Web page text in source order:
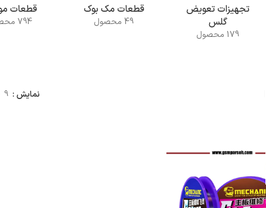
تجهیزات تعویض
گلس
179 محصول
قطعات مک بوک
49 محصول
قطعات
794 محصول
نمایش 9